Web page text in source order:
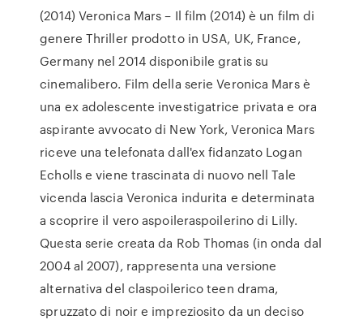
(2014) Veronica Mars – Il film (2014) è un film di
genere Thriller prodotto in USA, UK, France,
Germany nel 2014 disponibile gratis su
cinemalibero. Film della serie Veronica Mars è
una ex adolescente investigatrice privata e ora
aspirante avvocato di New York, Veronica Mars
riceve una telefonata dall'ex fidanzato Logan
Echolls e viene trascinata di nuovo nell Tale
vicenda lascia Veronica indurita e determinata
a scoprire il vero aspoileraspoilerino di Lilly.
Questa serie creata da Rob Thomas (in onda dal
2004 al 2007), rappresenta una versione
alternativa del claspoilerico teen drama,
spruzzato di noir e impreziosito da un deciso